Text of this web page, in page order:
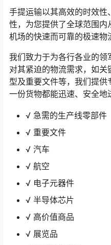
手提运输以其高效的时效
性，为您提供了全球范围内
机场的快速而可靠的极速物
我们致力于为各行各业的
对其紧迫的物流需求，如
型及重要文件等，我们提
一份货物都能迅速、安全地
√ 急需的生产线零部件
√ 重要文件
√ 汽车
√ 航空
√ 电子元器件
√ 半导体芯片
√ 高价值商品
√ 展览品